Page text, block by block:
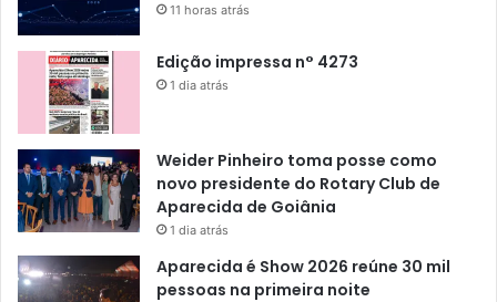
11 horas atrás
Edição impressa n° 4273
1 dia atrás
Weider Pinheiro toma posse como
novo presidente do Rotary Club de
Aparecida de Goiânia
1 dia atrás
Aparecida é Show 2026 reúne 30 mil
pessoas na primeira noite